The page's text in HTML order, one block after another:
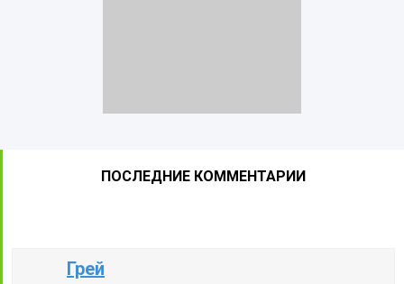
ПОСЛЕДНИЕ КОММЕНТАРИИ
Грей